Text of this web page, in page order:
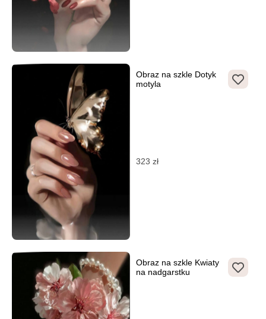
Obraz na szkle Dotyk
motyla
323 zł
Obraz na szkle Kwiaty
na nadgarstku